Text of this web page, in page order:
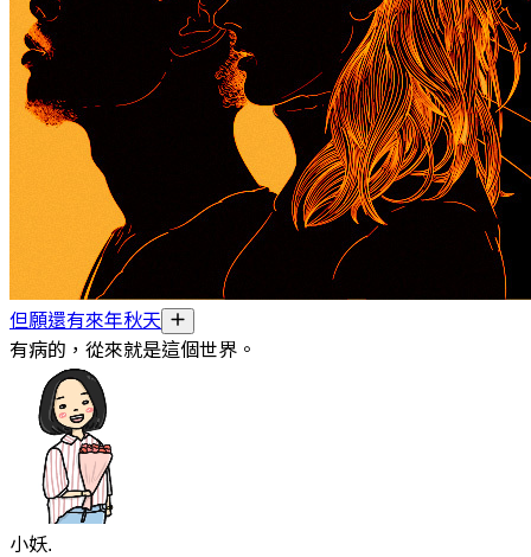
但願還有來年秋天
有病的，從來就是這個世界。
小妖.